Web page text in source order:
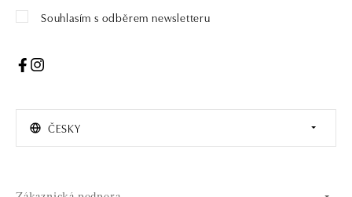
Souhlasím s odběrem newsletteru
ČESKY